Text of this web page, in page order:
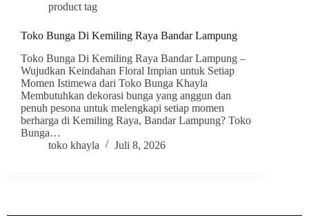
product tag
Toko Bunga Di Kemiling Raya Bandar Lampung
Toko Bunga Di Kemiling Raya Bandar Lampung –
Wujudkan Keindahan Floral Impian untuk Setiap
Momen Istimewa dari Toko Bunga Khayla
Membutuhkan dekorasi bunga yang anggun dan
penuh pesona untuk melengkapi setiap momen
berharga di Kemiling Raya, Bandar Lampung? Toko
Bunga…
toko khayla
Juli 8, 2026